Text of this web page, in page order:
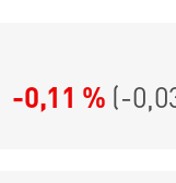
-0,11 % (-